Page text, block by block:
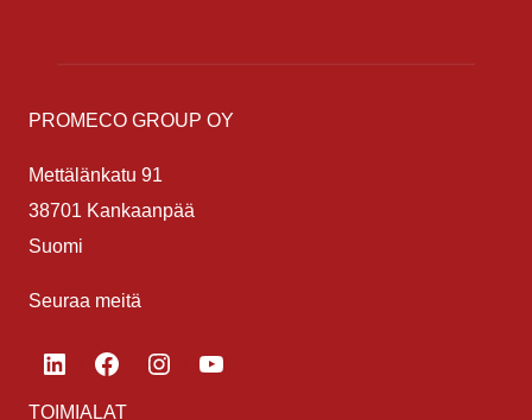
PROMECO GROUP OY
Mettälänkatu 91
38701 Kankaanpää
Suomi
Seuraa meitä
LinkedInFacebook
TOIMIALAT